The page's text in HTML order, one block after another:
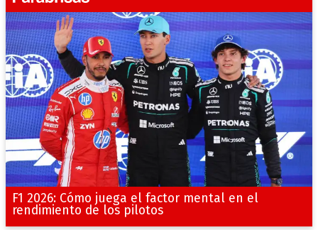
F1 2026: Cómo juega el factor mental en el
rendimiento de los pilotos